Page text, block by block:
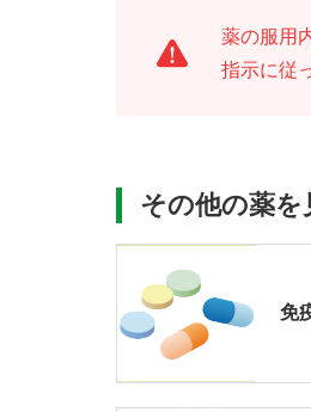
薬の服用
指示に従
その他の薬を
免